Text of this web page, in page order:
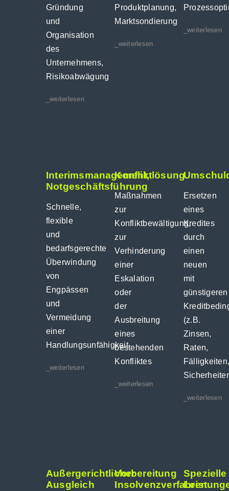
Gründung
und
Organisation
des
Unternehmens,
Risikoabwägung
_weiterlesen
Produktplanung,
Marktsondierung
_weiterlesen
_weiterlesen
Interimsmanagement,
Notgeschäftsführung
Schnelle,
flexible
und
bedarfsgerechte
Überwindung
von
Engpässen
und
Vermeidung
einer
Handlungsunfähigkeit
_weiterlesen
Konfliktlösung
Maßnahmen
zur
Konfliktbewältigung,
zur
Verhinderung
einer
Eskalation
oder
der
Ausbreitung
eines
bestehenden
Konfliktes
_weiterlesen
Ersetzen
eines
Kredites
durch
einen
neuen
mit
günstigeren
(z.B.
Zinsen,
Raten,
_weiterlesen
Außergerichtlicher
Ausgleich
Vorbereitung
Insolvenzverfahren
Spezielle